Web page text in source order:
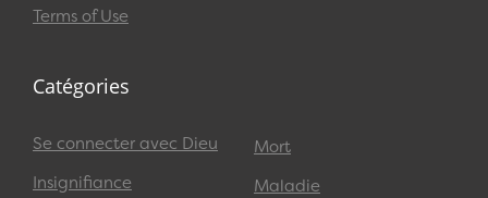
Terms of Use
Catégories
Se connecter avec Dieu
Insignifiance
Mort
Maladie